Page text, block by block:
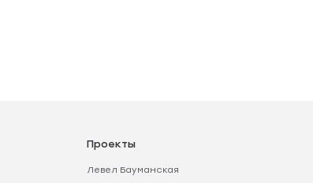
Проекты
Левел Бауманская